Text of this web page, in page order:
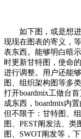
如下图，或是想进
现现在图表的寄义，
表东西。能够明白暗
时更新甘特图，使命
进行调整。用户还能
图、组织架构图等多
打开boardmix工做台
成东西，boardmix内
但不限于：甘特图、
图、PEST阐发法、类
图、SWOT阐发等，